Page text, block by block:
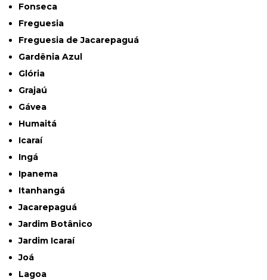
Fonseca
Freguesia
Freguesia de Jacarepaguá
Gardênia Azul
Glória
Grajaú
Gávea
Humaitá
Icaraí
Ingá
Ipanema
Itanhangá
Jacarepaguá
Jardim Botânico
Jardim Icaraí
Joá
Lagoa